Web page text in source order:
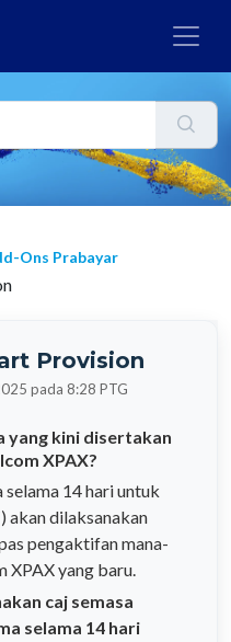
Ons Prabayar
Provision
pada 8:28 PTG
yang kini disertakan
XPAX?
14 hari untuk
akan dilaksanakan
pengaktifan mana-
XPAX yang baru.
caj semasa
selama 14 hari